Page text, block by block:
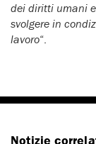
dei diritti umani
svolgere in
lavoro“.
Notizie